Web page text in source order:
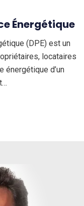
Énergétique
(DPE) est un
locataires
d’un